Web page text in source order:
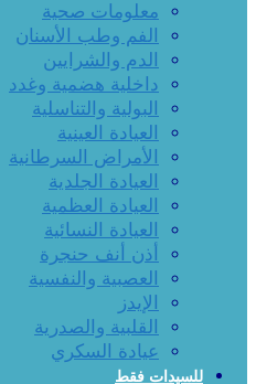
معلومات صحية
الفم وطب الأسنان
الدم والشرايين
داخلية هضمية وغدد
البولية والتناسلية
العيادة العينية
الأمراض السرطانية
العيادة الجلدية
العيادة العظمية
العيادة النسائية
أذن أنف حنجرة
العصبية والنفسية
الإيدز
القلبية والصدرية
عيادة السكري
للسيدات فقط